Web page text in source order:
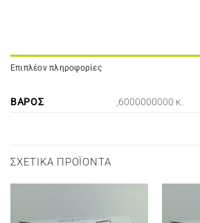
Επιπλέον πληροφορίες
ΒΆΡΟΣ ,6000000000 κ.
ΣΧΕΤΙΚΆ ΠΡΟΪΌΝΤΑ